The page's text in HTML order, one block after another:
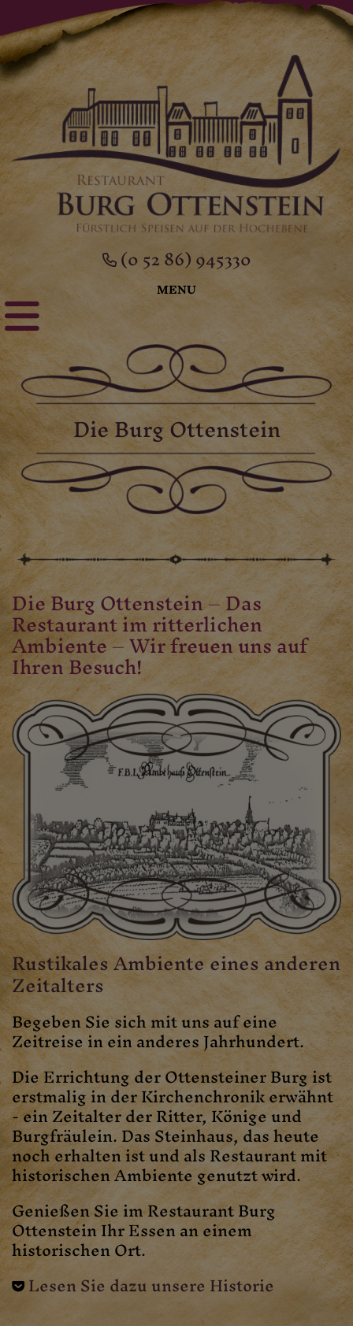
(0 52 86) 945330
MENU
Die Burg Ottenstein
Die Burg Ottenstein – Das
Restaurant im ritterlichen
Ambiente – Wir freuen uns auf
Ihren Besuch!
Rustikales Ambiente eines anderen
Zeitalters
Begeben Sie sich mit uns auf eine
Zeitreise in ein anderes Jahrhundert.
Die Errichtung der Ottensteiner Burg ist
erstmalig in der Kirchenchronik erwähnt
- ein Zeitalter der Ritter, Könige und
Burgfräulein. Das Steinhaus, das heute
noch erhalten ist und als Restaurant mit
historischen Ambiente genutzt wird.
Genießen Sie im Restaurant Burg
Ottenstein Ihr Essen an einem
historischen Ort.
Lesen Sie dazu unsere Historie